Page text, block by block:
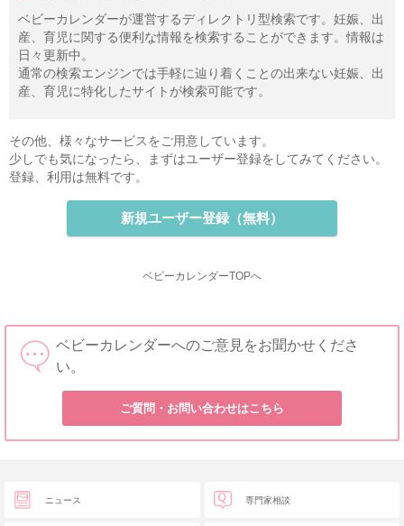
ベビーカレンダーが運営するディレクトリ型検索です。妊娠、出
産、育児に関する便利な情報を検索することができます。情報は
日々更新中。
通常の検索エンジンでは手軽に辿り着くことの出来ない妊娠、出
産、育児に特化したサイトが検索可能です。
その他、様々なサービスをご用意しています。
少しでも気になったら、まずはユーザー登録をしてみてください。
登録、利用は無料です。
新規ユーザー登録（無料）
ベビーカレンダーTOPへ
ベビーカレンダーへのご意見をお聞かせくださ
い。
ご質問・お問い合わせはこちら
ニュース 専門家相談